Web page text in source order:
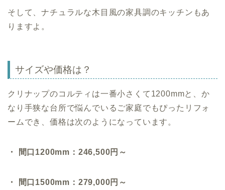
そして、ナチュラルな木目風の家具調のキッチンもあ
りますよ。
サイズや価格は？
クリナップのコルティは一番小さくて1200mmと、か
なり手狭な台所で悩んでいるご家庭でもぴったリフォ
ームでき、価格は次のようになっています。
・ 間口1200mm：246,500円～
・ 間口1500mm：279,000円～